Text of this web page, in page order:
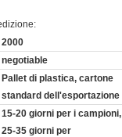
2000
negotiable
Pallet di plastica, cartone
standard dell'esportazione
15-20 giorni per i campioni,
25-35 giorni per